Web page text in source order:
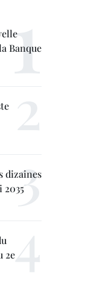
Banque
dizaines
2035
2e